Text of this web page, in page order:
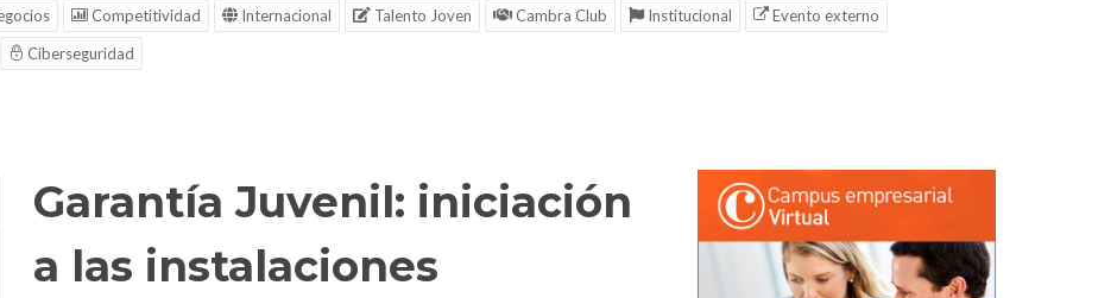
Competitividad Internacional Talento Joven Cambra Club Institucional
Evento externo
Ciberseguridad
Garantía Juvenil: iniciación
a las instalaciones